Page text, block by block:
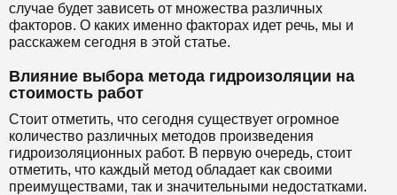
случае будет зависеть от множества различных
факторов. О каких именно факторах идет речь, мы и
расскажем сегодня в этой статье.
Влияние выбора метода гидроизоляции на
стоимость работ
Стоит отметить, что сегодня существует огромное
количество различных методов произведения
гидроизоляционных работ. В первую очередь, стоит
отметить, что каждый метод обладает как своими
преимуществами, так и значительными недостатками.